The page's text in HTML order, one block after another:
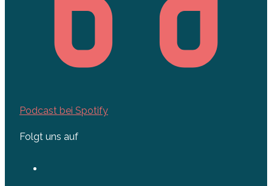
Podcast bei Spotify
Folgt uns auf